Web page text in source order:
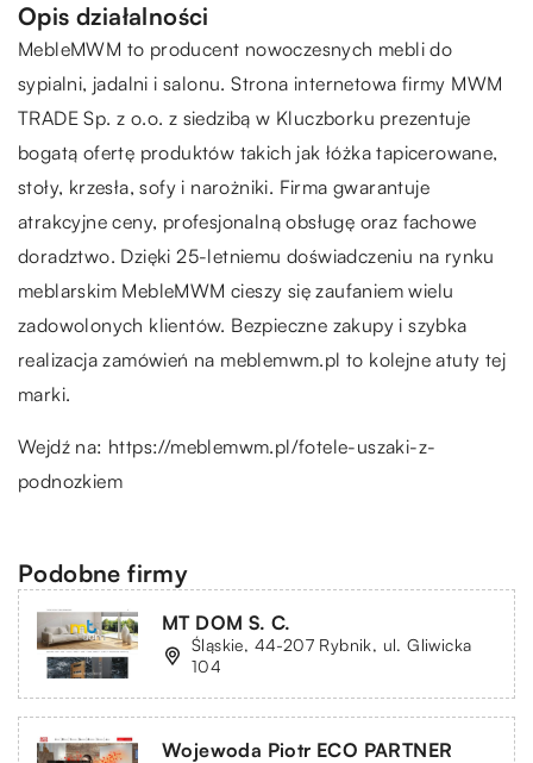
Opis działalności
MebleMWM to producent nowoczesnych mebli do
sypialni, jadalni i salonu. Strona internetowa firmy MWM
TRADE Sp. z o.o. z siedzibą w Kluczborku prezentuje
bogatą ofertę produktów takich jak łóżka tapicerowane,
stoły, krzesła, sofy i narożniki. Firma gwarantuje
atrakcyjne ceny, profesjonalną obsługę oraz fachowe
doradztwo. Dzięki 25-letniemu doświadczeniu na rynku
meblarskim MebleMWM cieszy się zaufaniem wielu
zadowolonych klientów. Bezpieczne zakupy i szybka
realizacja zamówień na meblemwm.pl to kolejne atuty tej
marki.
Wejdź na: https://meblemwm.pl/fotele-uszaki-z-
podnozkiem
Podobne firmy
MT DOM S. C.
Śląskie, 44-207 Rybnik, ul. Gliwicka
104
Wojewoda Piotr ECO PARTNER